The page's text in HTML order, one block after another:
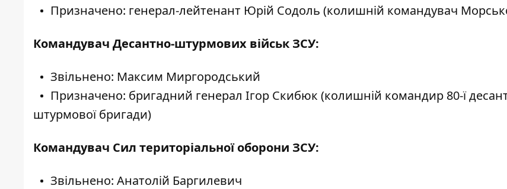
Призначено: генерал-лейтенант Юрій Содоль (колишній командувач
Командувач Десантно-штурмових військ ЗСУ:
Звільнено: Максим Миргородський
Призначено: бригадний генерал Ігор Скибюк (колишній командир 80-ї
штурмової бригади)
Командувач Сил територіальної оборони ЗСУ:
Звільнено: Анатолій Баргилевич